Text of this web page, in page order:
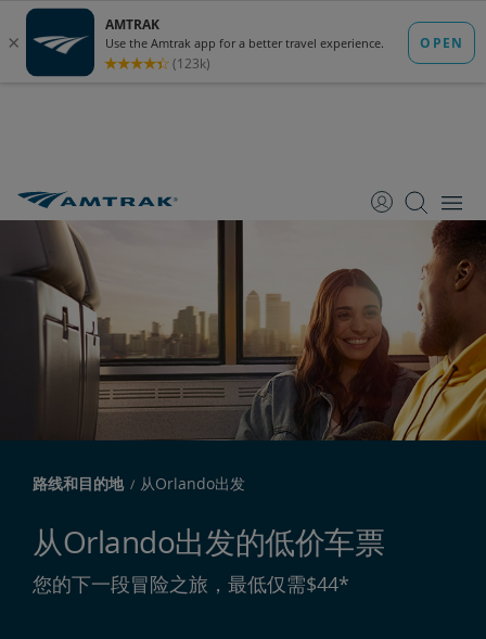
至
至
至
路线和目的地 从Orlando出发
从Orlando出发的低价车票
您的下一段冒险之旅，最低仅需$44*